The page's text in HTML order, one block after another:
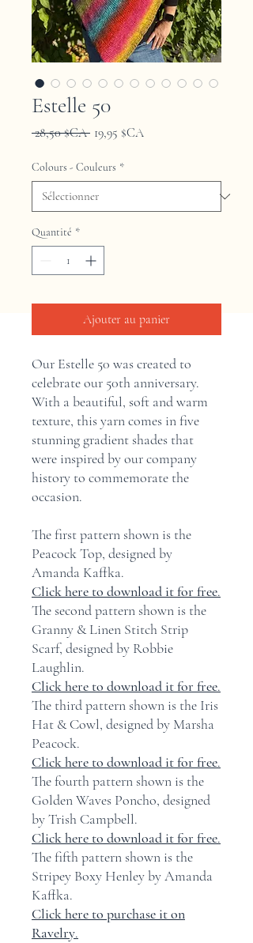
Estelle 50
28,50 $CA Prix
19,95 $CAPrix
Colours - Couleurs *
Quantité *
Ajouter au panier
Our Estelle 50 was created to
celebrate our 50th anniversary.
With a beautiful, soft and warm
texture, this yarn comes in five
stunning gradient shades that
were inspired by our company
history to commemorate the
occasion.
The first pattern shown is the
Peacock Top, designed by
Amanda Kaffka.
Click here to download it for free.
The second pattern shown is the
Granny & Linen Stitch Strip
Scarf, designed by Robbie
Laughlin.
Click here to download it for free.
The third pattern shown is the Iris
Hat & Cowl, designed by Marsha
Peacock.
Click here to download it for free.
The fourth pattern shown is the
Golden Waves Poncho, designed
by Trish Campbell.
Click here to download it for free.
The fifth pattern shown is the
Stripey Boxy Henley by Amanda
Kaffka.
Click here to purchase it on
Ravelry.